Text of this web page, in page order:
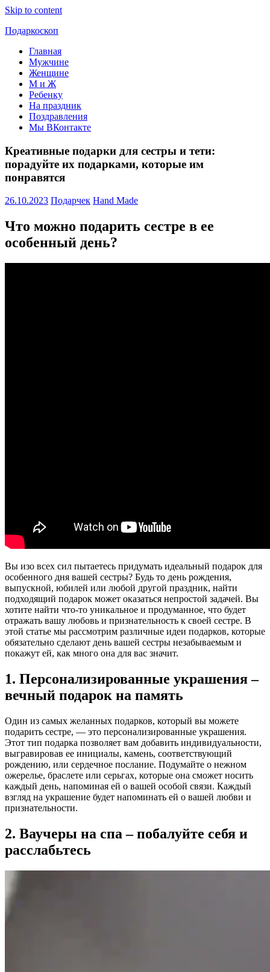
Skip to content
Подаркоскоп
Поможем
выбрать
подарить
Главная
Мужчине
Женщине
М и Ж
Ребенку
На праздник
Поздравления
Мы ВКонтакте
Креативные подарки для сестры и тети:
порадуйте их подарками, которые им
понравятся
26.10.2023 Подарчек Hand Made
Что можно подарить сестре в ее
особенный день?
Вы изо всех сил пытаетесь придумать идеальный подарок для
особенного дня вашей сестры? Будь то день рождения,
выпускной, юбилей или любой другой праздник, найти
подходящий подарок может оказаться непростой задачей. Вы
хотите найти что-то уникальное и продуманное, что будет
отражать вашу любовь и признательность к своей сестре. В
этой статье мы рассмотрим различные идеи подарков, которые
обязательно сделают день вашей сестры незабываемым и
покажут ей, как много она для вас значит.
1. Персонализированные украшения –
вечный подарок на память
Один из самых желанных подарков, который вы можете
подарить сестре, — это персонализированные украшения.
Этот тип подарка позволяет вам добавить индивидуальности,
выгравировав ее инициалы, камень, соответствующий
рождению, или сердечное послание. Подумайте о нежном
ожерелье, браслете или серьгах, которые она сможет носить
каждый день, напоминая ей о вашей особой связи. Каждый
взгляд на украшение будет напоминать ей о вашей любви и
признательности.
2. Ваучеры на спа – побалуйте себя и
расслабьтесь